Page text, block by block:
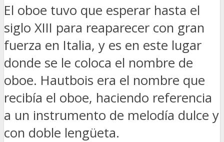
El oboe tuvo que esperar hasta el
siglo XIII para reaparecer con gran
fuerza en Italia, y es en este lugar
donde se le coloca el nombre de
oboe. Hautbois era el nombre que
recibía el oboe, haciendo referencia
a un instrumento de melodía dulce y
con doble lengüeta.